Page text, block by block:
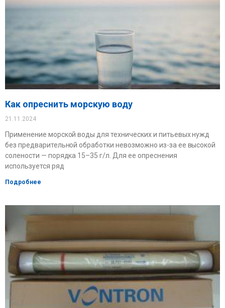
Как опреснить морскую воду
21.11.2024
Применение морской воды для технических и питьевых нужд
без предварительной обработки невозможно из-за ее высокой
солености — порядка 15–35 г/л. Для ее опреснения
используется ряд
Подробнее